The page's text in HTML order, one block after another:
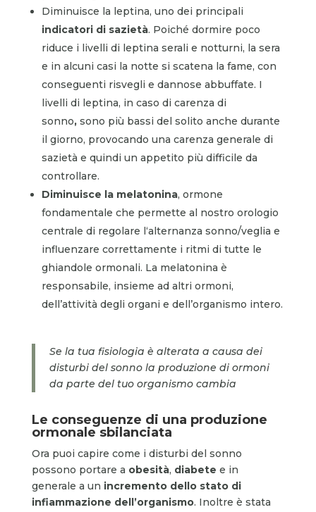
Diminuisce la leptina, uno dei principali
indicatori di sazietà. Poiché dormire poco
riduce i livelli di leptina serali e notturni, la sera
e in alcuni casi la notte si scatena la fame, con
conseguenti risvegli e dannose abbuffate. I
livelli di leptina, in caso di carenza di
sonno, sono più bassi del solito anche durante
il giorno, provocando una carenza generale di
sazietà e quindi un appetito più difficile da
controllare.
Diminuisce la melatonina, ormone
fondamentale che permette al nostro orologio
centrale di regolare l‘alternanza sonno/veglia e
influenzare correttamente i ritmi di tutte le
ghiandole ormonali. La melatonina è
responsabile, insieme ad altri ormoni,
dell’attività degli organi e dell’organismo intero.
Se la tua fisiologia è alterata a causa dei
disturbi del sonno la produzione di ormoni
da parte del tuo organismo cambia
Le conseguenze di una produzione
ormonale sbilanciata
Ora puoi capire come i disturbi del sonno
possono portare a obesità, diabete e in
generale a un incremento dello stato di
infiammazione dell’organismo. Inoltre è stata